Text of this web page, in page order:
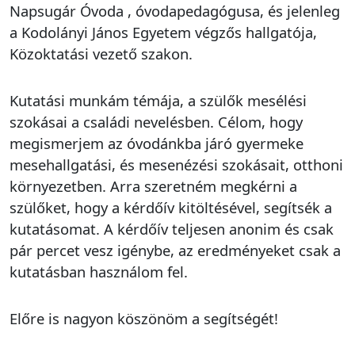
Napsugár Óvoda , óvodapedagógusa, és jelenleg
a Kodolányi János Egyetem végzős hallgatója,
Közoktatási vezető szakon.
Kutatási munkám témája, a szülők mesélési
szokásai a családi nevelésben. Célom, hogy
megismerjem az óvodánkba járó gyermeke
mesehallgatási, és mesenézési szokásait, otthoni
környezetben. Arra szeretném megkérni a
szülőket, hogy a kérdőív kitöltésével, segítsék a
kutatásomat. A kérdőív teljesen anonim és csak
pár percet vesz igénybe, az eredményeket csak a
kutatásban használom fel.
Előre is nagyon köszönöm a segítségét!